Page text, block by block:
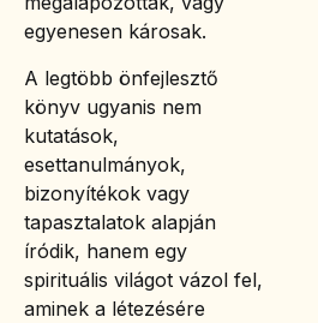
egyenesen károsak.
A legtöbb önfejlesztő
könyv ugyanis nem
kutatások,
esettanulmányok,
bizonyítékok vagy
tapasztalatok alapján
íródik, hanem egy
spirituális világot vázol fel,
aminek a létezésére